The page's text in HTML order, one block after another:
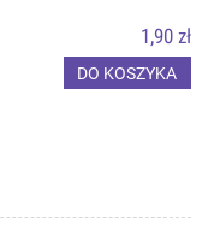
1,90 zł
DO KOSZYKA